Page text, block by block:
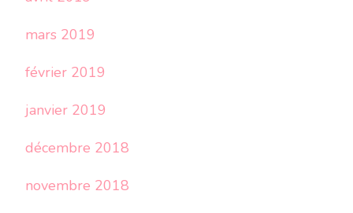
mars 2019
février 2019
janvier 2019
décembre 2018
novembre 2018